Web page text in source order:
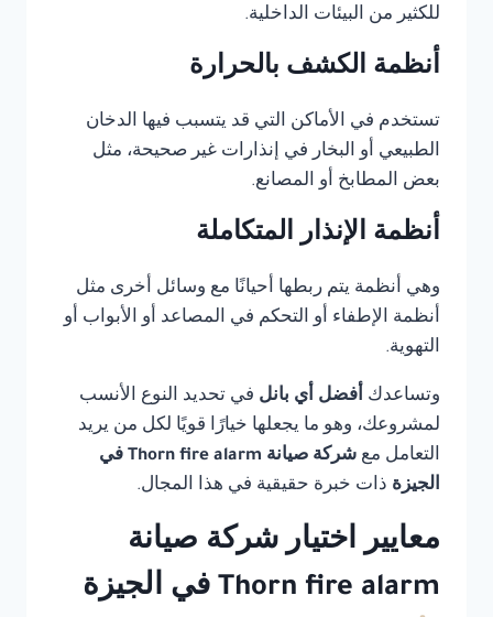
للكثير من البيئات الداخلية.
أنظمة الكشف بالحرارة
تستخدم في الأماكن التي قد يتسبب فيها الدخان
الطبيعي أو البخار في إنذارات غير صحيحة، مثل
بعض المطابخ أو المصانع.
أنظمة الإنذار المتكاملة
وهي أنظمة يتم ربطها أحيانًا مع وسائل أخرى مثل
أنظمة الإطفاء أو التحكم في المصاعد أو الأبواب أو
التهوية.
وتساعدك أفضل أي بانل في تحديد النوع الأنسب
لمشروعك، وهو ما يجعلها خيارًا قويًا لكل من يريد
التعامل مع
شركة صيانة Thorn fire alarm في
الجيزة ذات خبرة حقيقية في هذا المجال.
معايير اختيار شركة صيانة
Thorn fire alarm في الجيزة